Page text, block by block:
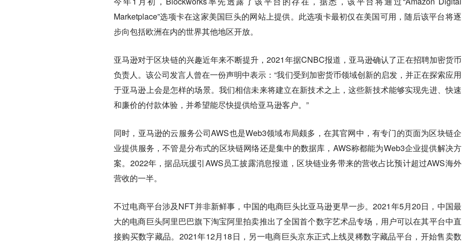
Marketplace”选项卡在这家美国巨头的网站上提供。此选项卡最初仅在美国可用，随后该平台将逐
步向包括欧洲在内的世界其他地区开放。
亚马逊对于区块链的兴趣近年来不断提升，2021年据CNBC报道，亚马逊确认了正在招聘加密货币
负责人。该公司发言人曾在一份声明中表示：“我们受到加密货币领域创新的启发，并正在探索应用
于亚马逊上会是怎样的场景。我们相信未来将建立在新技术之上，这些新技术能够实现先进、快速
和廉价的付款体验，并希望能尽快提供给亚马逊客户。”
同时，亚马逊的云服务公司AWS也是Web3领域布局颇多，在其官网中，有专门的页面为区块链企
业提供服务，不管是分布式的区块链网络还是集中的数据库，AWS称都能为Web3企业提供解决方
案。2022年，据品玩援引AWS员工披露消息报道，区块链业务带来的营收占比预计超过AWS海外
营收的一半。
不过电商平台涉及NFT并非新鲜事，中国的电商巨头比亚马逊更早一步。2021年5月20日，中国最
大的电商巨头阿里巴巴旗下淘宝阿里拍卖推出了全国首个数字艺术品专场，用户可以在其平台中直
接购买数字藏品。2021年12月18日，另一电商巨头京东正式上线灵稀数字藏品平台，开始售卖数